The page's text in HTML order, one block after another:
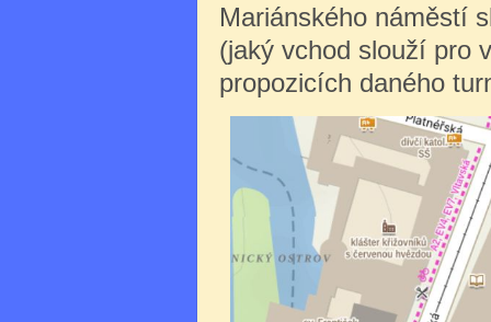
Mariánského náměstí
(jaký vchod slouží pro
propozicích daného